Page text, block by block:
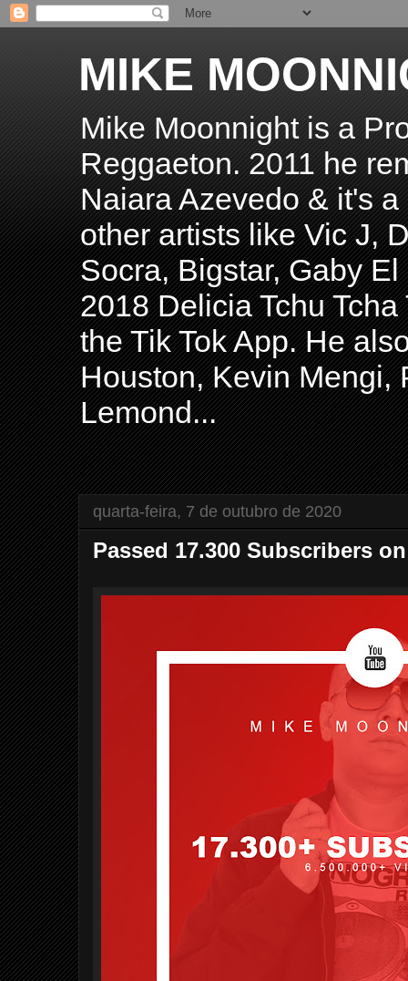
MIKE
Mike Moonnight is a
Reggaeton. 2011 he
Naiara Azevedo & it's
other artists like Vic J,
Socra, Bigstar, Gaby
2018 Delicia Tchu
the Tik Tok App. He
Houston, Kevin Mengi,
Lemond...
quarta-feira, 7 de outubro de 2020
Passed 17.300 Subscribers